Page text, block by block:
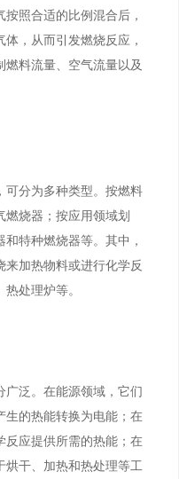
照合适的比例混合后，
，从而引发燃烧反应，
料流量、空气流量以及
可分为多种类型。按燃料
烧器；按应用领域划
特种燃烧器等。其中，
加热物料或进行化学反
处理炉等。
泛。在能源领域，它们
生的热能转换为电能；在
反应提供所需的热能；在
干、加热和热处理等工